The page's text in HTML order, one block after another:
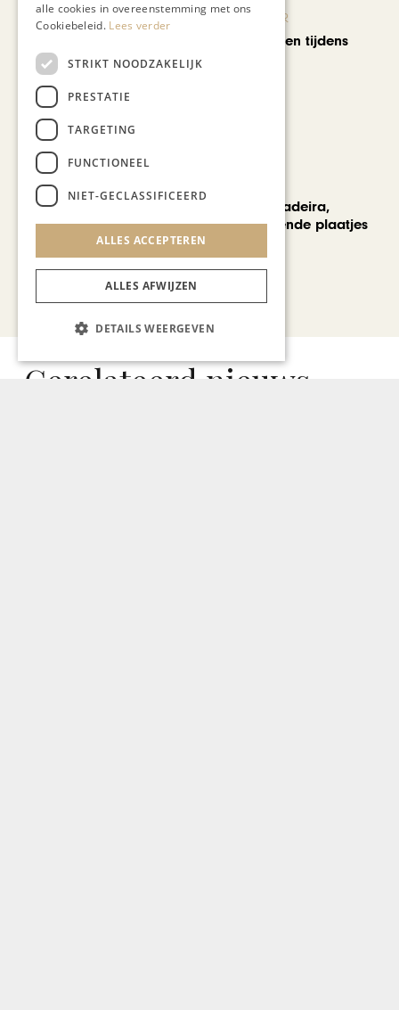
KUNST & CULTUUR
Wereldse beelden tijdens
Cultura Nova
Een week op Madeira,
voorbij de bekende plaatjes
Bekijk alle artikelen
Gerelateerd nieuws
alle cookies in overeenstemming met ons
Cookiebeleid. Lees verder
STRIKT NOODZAKELIJK
PRESTATIE
TARGETING
FUNCTIONEEL
NIET-GECLASSIFICEERD
ALLES ACCEPTEREN
ALLES AFWIJZEN
DETAILS WEERGEVEN